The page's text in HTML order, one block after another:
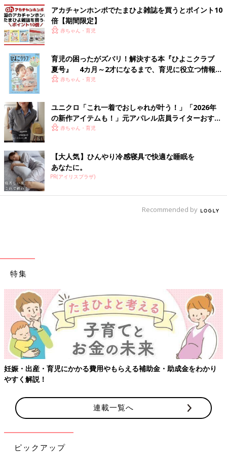
アカチャンホンポでたまひよ雑誌を買うとポイント10
倍【期間限定】
赤ちゃん・育児
育児の困ったがズバリ！解決する本『ひよこクラブ
夏号』 4カ月～2才になるまで、育児に役立つ情報が
いっぱい！
赤ちゃん・育児
ユニクロ「これ一着でおしゃれが叶う！」「2026年
の新作アイテムも！」元アパレル店員ライターおすす
め★春トップス4選
赤ちゃん・育児
【大人気】ひんやり冷感寝具で快適な睡眠を
あなたに。
PR(アイリスプラザ)
Recommended by
特集
妊娠・出産・育児にかかる費用やもらえる補助金・助成金をわかり
やすく解説！
連載一覧へ
ピックアップ